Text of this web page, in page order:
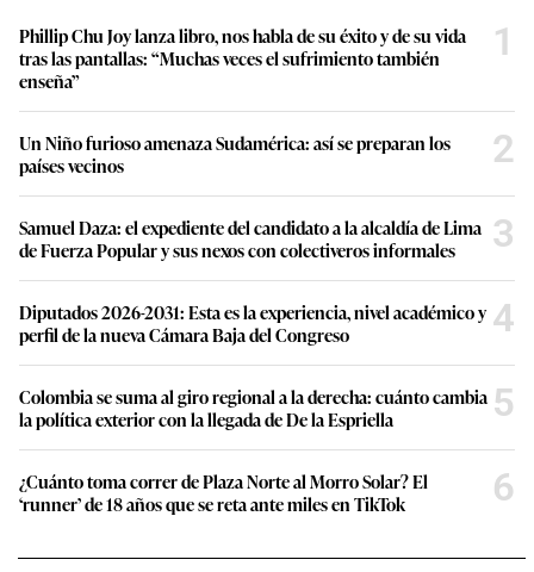
Phillip Chu Joy lanza libro, nos habla de su éxito y de su vida
tras las pantallas: “Muchas veces el sufrimiento también
enseña”
1
Un Niño furioso amenaza Sudamérica: así se preparan los
países vecinos
2
Samuel Daza: el expediente del candidato a la alcaldía de Lima
de Fuerza Popular y sus nexos con colectiveros informales
3
Diputados 2026-2031: Esta es la experiencia, nivel académico y
perfil de la nueva Cámara Baja del Congreso
4
Colombia se suma al giro regional a la derecha: cuánto cambia
la política exterior con la llegada de De la Espriella
5
¿Cuánto toma correr de Plaza Norte al Morro Solar? El
‘runner’ de 18 años que se reta ante miles en TikTok
6